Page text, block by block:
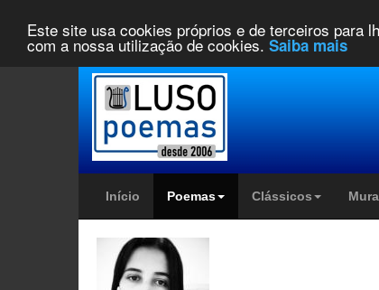
Este site usa cookies próprios e de terceiros para
com a nossa utilização de cookies. Saiba mais
Início Poemas Clássicos